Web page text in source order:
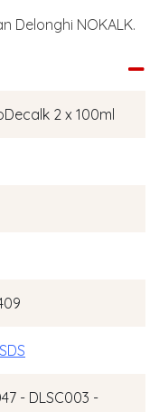
Delonghi NOKALK.
2 x 100ml
- DLSC003 -